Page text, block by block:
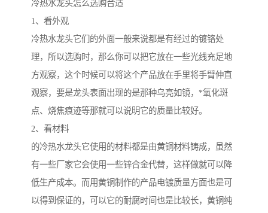
冷热水龙头怎么选购合适
1、看外观
冷热水龙头它们的外面一般来说都是有经过的镀铬处
理，所以选购时，那么你可以把它放在一些光线充足地
方观察，这个时候可以将这个产品放在手里将手臂伸直
观察，要是龙头表面出现的是那种乌亮如镜，*氧化斑
点、烧焦痕迹等那就可以说明它的质量比较好。
2、看材料
的冷热水龙头它使用的材料都是由黄铜材料铸成，虽然
有一些厂家它会使用一些锌合金代替，这样做就可以降
低生产成本。而用黄铜制作的产品电镀质量方面也是可
以得到保证的，可以它的耐腐时间也是比较长，黄铜纯